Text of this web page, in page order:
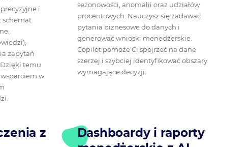
i
schemat
zapytań
temu
w
sezonowości, anomalii oraz udziałów
procentowych. Nauczysz się zadawać
pytania biznesowe do danych i
generować wnioski menedżerskie.
Copilot pomoże Ci spojrzeć na dane
szerzej i szybciej identyfikować obszary
wymagające decyzji.
z
Dashboardy i raporty